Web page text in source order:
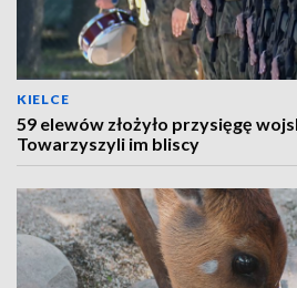
KIELCE
59 elewów złożyło przysięgę
Towarzyszyli im bliscy